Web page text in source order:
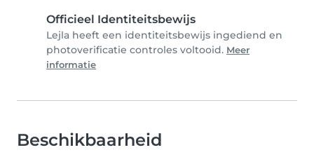
Officieel Identiteitsbewijs
Lejla heeft een identiteitsbewijs ingediend en
photoverificatie controles voltooid. Meer
informatie
Beschikbaarheid